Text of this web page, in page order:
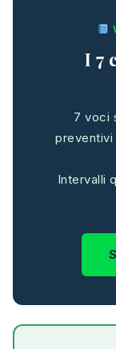
I 7
7 voci
preventivi
Intervalli